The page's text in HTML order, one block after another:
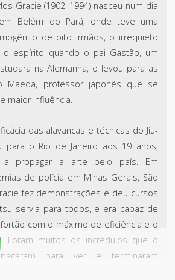
Gracie (1902–1994) nasceu num dia
Belém do Pará, onde teve uma
de oito irmãos, o irrequieto
o espírito quando o pai Gastão, um
na Alemanha, o levou para as
Maeda, professor japonês que se
maior influência.
das alavancas e técnicas do Jiu-
para o Rio de Janeiro aos 19 anos,
a propagar a arte pelo país. Em
de polícia em Minas Gerais, São
fez demonstrações e deu cursos
servia para todos, e era capaz de
com o máximo de eficiência e o
Foram muitos os incrédulos que o
pagaram para ver e terminaram